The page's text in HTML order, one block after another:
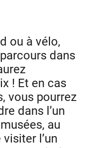
ou à vélo,
dans
! Et en cas
vous pourrez
dans l’un
au
l’un